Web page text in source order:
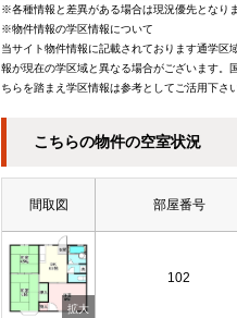
※各種情報と差異がある場合は現況優先となり
※物件情報の学区情報について
当サイト物件情報に記載されております通学
報が現在の学区域と異なる場合がございます。
ちらを踏まえ学区情報は参考としてご活用下さい
こちらの物件の空室状況
間取図 部屋番号
102